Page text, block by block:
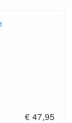
€ 47,95